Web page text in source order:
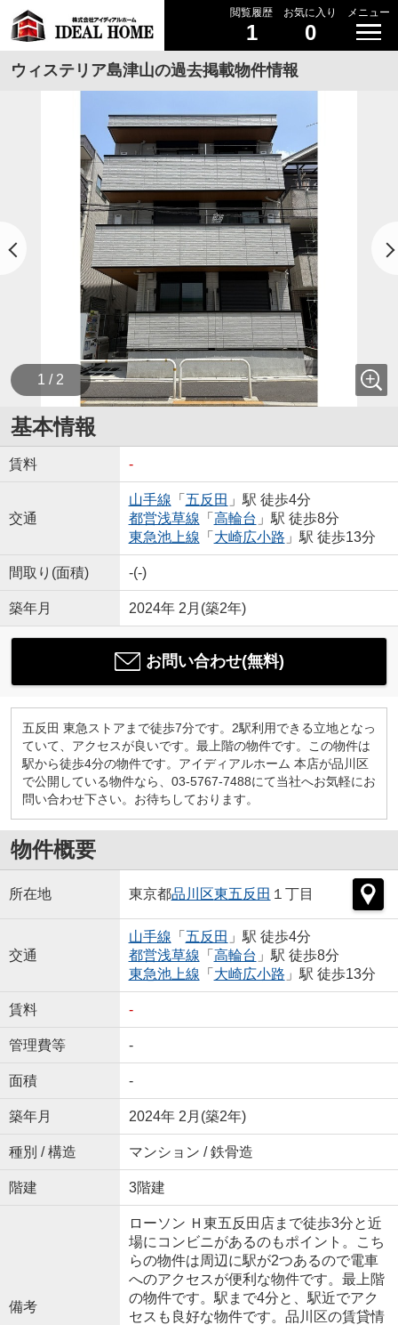
閲覧履歴
1
お気に入り
0
メニュー
ウィステリア島津山の過去掲載物件情報
1 / 2
基本情報
賃料 -
交通
山手線 「 五反田 」駅 徒歩4分
都営浅草線 「 高輪台 」駅 徒歩8分
東急池上線 「 大崎広小路 」駅 徒歩13分
間取り(面積) -(-)
築年月 2024年 2月(築2年)
お問い合わせ(無料)
五反田 東急ストアまで徒歩7分です。2駅利用できる立地となっ
ていて、アクセスが良いです。最上階の物件です。この物件は
駅から徒歩4分の物件です。アイディアルホーム 本店が品川区
で公開している物件なら、03-5767-7488にて当社へお気軽にお
問い合わせ下さい。お待ちしております。
物件概要
所在地 東京都品川区東五反田 １丁目
交通
山手線 「 五反田 」駅 徒歩4分
都営浅草線 「 高輪台 」駅 徒歩8分
東急池上線 「 大崎広小路 」駅 徒歩13分
賃料 -
管理費等 -
面積 -
築年月 2024年 2月(築2年)
種別 / 構造 マンション / 鉄骨造
階建 3階建
備考
ローソン Ｈ東五反田店まで徒歩3分と近
場にコンビニがあるのもポイント。こち
らの物件は周辺に駅が2つあるので電車
へのアクセスが便利な物件です。最上階
の物件です。駅まで4分と、駅近でアク
セスも良好な物件です。品川区の賃貸情